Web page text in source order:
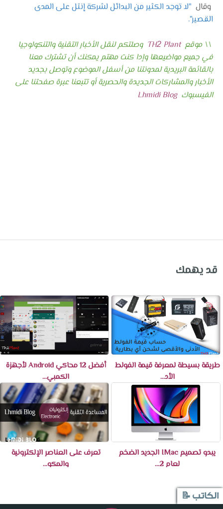
وقال "لا توجد الكثير من البدائل لشركة إنتل على المدى
القصير".
\\ موقع TH2 Plant
وصلتكم لنقل الأخبار التقنية والتنكولوجيا
في جميع مواضيعها وإدا كنت مهتم يمكنك أن تشترك معنا
بالقائمة البريدية لمدونتنا من أسفل الموضوع وتوصل بجديد
الأخبار والمشاركات الجديدة والحصرية أو تتبعنا عبرة صفحتنا على
الفيسبوك Lhmidi Blog
قد يهمك
أفضل 12 محاكي Android لأجهزة
الكمبي...
طريقة بسيطة لمعرفة قيمة الفولط
الأد...
تعرف على العناصر الإلكترونية
والمكو...
يبدو تصميم IMac الجديد الضخم
لعام 2...
الكاتب 📝